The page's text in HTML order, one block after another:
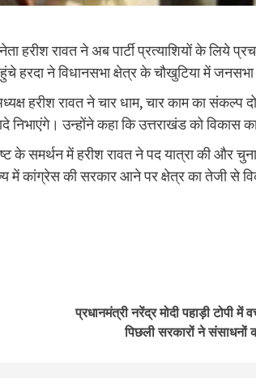
हरीश रावत ने अब पार्टी प्रत्याशियों के लिये
हरदा ने विधानसभा क्षेत्र के चौखुटिया में
हरीश रावत ने चार धाम, चार काम का संकल्प
निभाएंगे। उन्होंने कहा कि उत्तराखंड को विकास
के समर्थन में हरीश रावत ने पद यात्रा की और
में कांग्रेस की सरकार आने पर क्षेत्र का तेजी से
प्रधानमंत्री नरेंद्र मोदी पहाड़ी टोपी में
पिछली सरकारों ने संसाधनों